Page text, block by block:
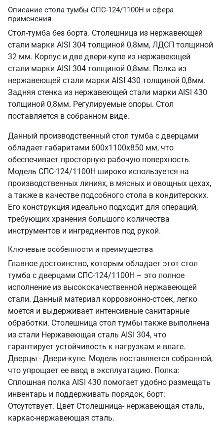
Описание стола тумбы СПС-124/1100Н и сфера
применения
Стол-тумба без борта. Столешница из нержавеющей
стали марки AISI 304 толщиной 0,8мм, ЛДСП толщиной
32 мм. Корпус и две двери-купе из нержавеющей
стали марки AISI 304 толщиной 0,8мм. Полка из
нержавеющей стали марки AISI 430 толщиной 0,8мм.
Задняя стенка из нержавеющей стали марки AISI 430
толщиной 0,8мм. Регулируемые опоры. Стол
поставляется в собранном виде.
Данный производственный стол тумба с дверцами
обладает габаритами 600х1100х850 мм, что
обеспечивает просторную рабочую поверхность.
Модель СПС-124/1100Н широко используется на
производственных линиях, в мясных и овощных цехах,
а также в качестве подсобного стола в кондитерских.
Его конструкция идеально подходит для операций,
требующих хранения большого количества
инструментов и ингредиентов под рукой.
Ключевые особенности и преимущества
Главное достоинство, которым обладает этот стол
тумба с дверцами СПС-124/1100Н – это полное
исполнение из высококачественной нержавеющей
стали. Данный материал коррозионно-стоек, легко
моется и выдерживает интенсивные санитарные
обработки. Столешница стол тумбы также выполнена
из стали Нержавеющая сталь AISI 304, что
гарантирует устойчивость к нагрузкам и влаге.
Дверцы - Двери-купе. Модель поставляется собранной,
что упрощает ее ввод в эксплуатацию. Полка:
Сплошная полка AISI 430 помогает удобно размещать
инвентарь и поддерживать порядок, борт:
Отсутствует. Цвет Столешница- нержавеющая сталь,
каркас-нержавеющая сталь.